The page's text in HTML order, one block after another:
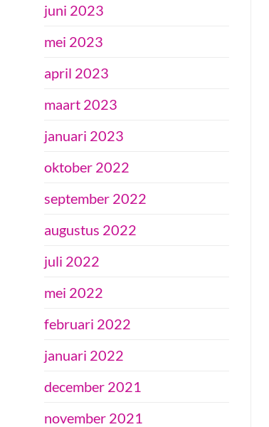
juni 2023
mei 2023
april 2023
maart 2023
januari 2023
oktober 2022
september 2022
augustus 2022
juli 2022
mei 2022
februari 2022
januari 2022
december 2021
november 2021